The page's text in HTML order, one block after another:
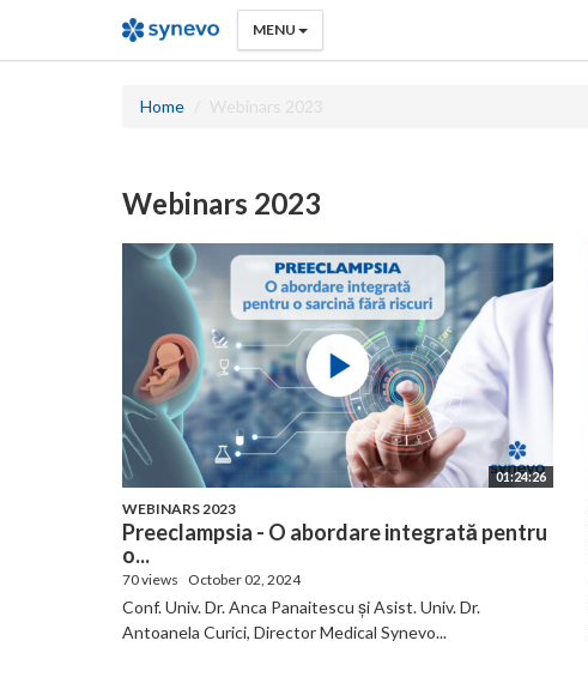
MENU
Home Webinars 2023
Webinars 2023
01:24:26
WEBINARS 2023
Preeclampsia - O abordare integrată pentru
o...
70 views October 02, 2024
Conf. Univ. Dr. Anca Panaitescu și Asist. Univ. Dr.
Antoanela Curici, Director Medical Synevo...